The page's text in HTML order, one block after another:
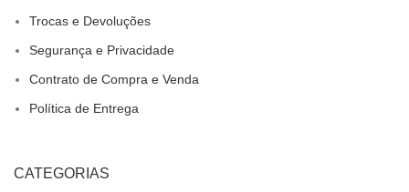
Trocas e Devoluções
Segurança e Privacidade
Contrato de Compra e Venda
Política de Entrega
CATEGORIAS